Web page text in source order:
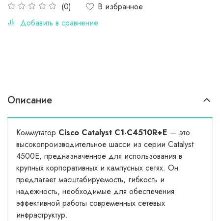
(0)
В избранное
Добавить в сравнение
Описание
Коммутатор Cisco Catalyst C1-C4510R+E — это
высокопроизводительное шасси из серии Catalyst
4500E, предназначенное для использования в
крупных корпоративных и кампусных сетях. Он
предлагает масштабируемость, гибкость и
надежность, необходимые для обеспечения
эффективной работы современных сетевых
инфраструктур.